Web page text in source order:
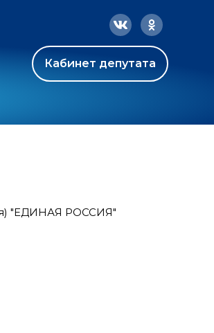
Кабинет депутата
"ЕДИНАЯ РОССИЯ"